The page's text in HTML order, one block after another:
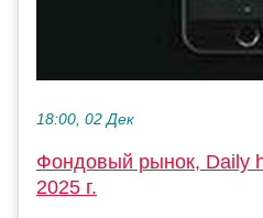
18:00, 02 Дек
Фондовый рынок, Daily
2025 г.